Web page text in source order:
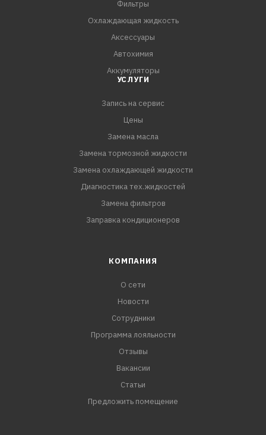
Фильтры
Охлаждающая жидкость
Аксессуары
Автохимия
Аккумуляторы
УСЛУГИ
Запись на сервис
Цены
Замена масла
Замена тормозной жидкости
Замена охлаждающей жидкости
Диагностика тех.жидкостей
Замена фильтров
Заправка кондиционеров
КОМПАНИЯ
О сети
Новости
Сотрудники
Программа лояльности
Отзывы
Вакансии
Статьи
Предложить помещение